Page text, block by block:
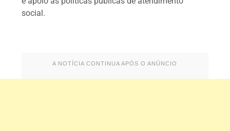
social.
A NOTÍCIA CONTINUA APÓS O ANÚNCIO